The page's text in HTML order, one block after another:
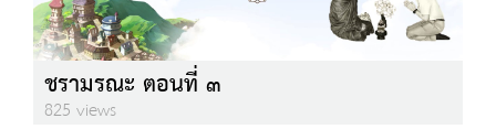
ชรามรณะ ตอนที่ ๓
825 views